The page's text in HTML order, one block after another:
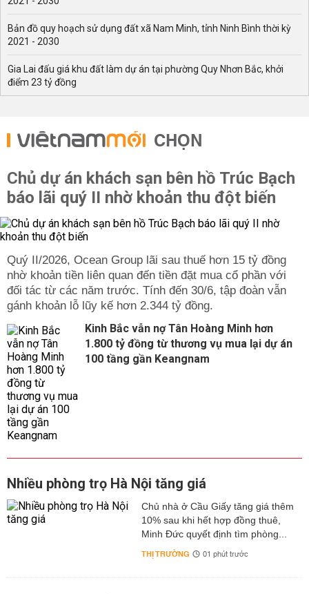
Bản đồ quy hoạch sử dụng đất xã Nam Minh, tỉnh Ninh Bình thời kỳ
2021 - 2030
Gia Lai đấu giá khu đất làm dự án tại phường Quy Nhơn Bắc, khởi
điểm 23 tỷ đồng
CHỌN
Chủ dự án khách sạn bên hồ Trúc Bạch
báo lãi quý II nhờ khoản thu đột biến
Quý II/2026, Ocean Group lãi sau thuế hơn 15 tỷ đồng
nhờ khoản tiền liên quan đến tiền đặt mua cổ phần với
đối tác từ các năm trước. Tính đến 30/6, tập đoàn vẫn
gánh khoản lỗ lũy kế hơn 2.344 tỷ đồng.
Kinh Bắc vẫn nợ Tân Hoàng Minh hơn
1.800 tỷ đồng từ thương vụ mua lại dự án
100 tầng gần Keangnam
Nhiều phòng trọ Hà Nội tăng giá
Chủ nhà ở Cầu Giấy tăng giá thêm
10% sau khi hết hợp đồng thuê,
Minh Đức quyết định tìm phòng...
THỊ TRƯỜNG 01 phút trước